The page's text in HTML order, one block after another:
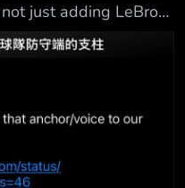
just adding LeBron
Jaylen Brown
pieces. In addition to
Embiid and LeBron
years old, like yo